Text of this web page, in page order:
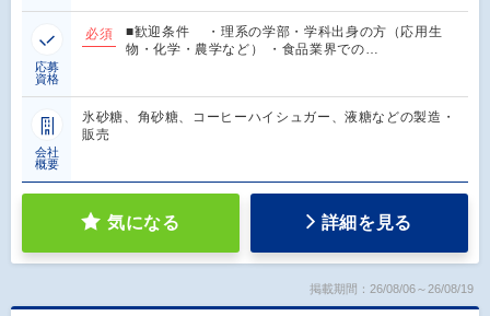
応募
資格
必須
■歓迎条件 ・理系の学部・学科出身の方（応用生
物・化学・農学など） ・食品業界での…
会社
概要
氷砂糖、角砂糖、コーヒーハイシュガー、液糖などの製造・
販売
気になる 詳細を見る
掲載期間：26/08/06～26/08/19